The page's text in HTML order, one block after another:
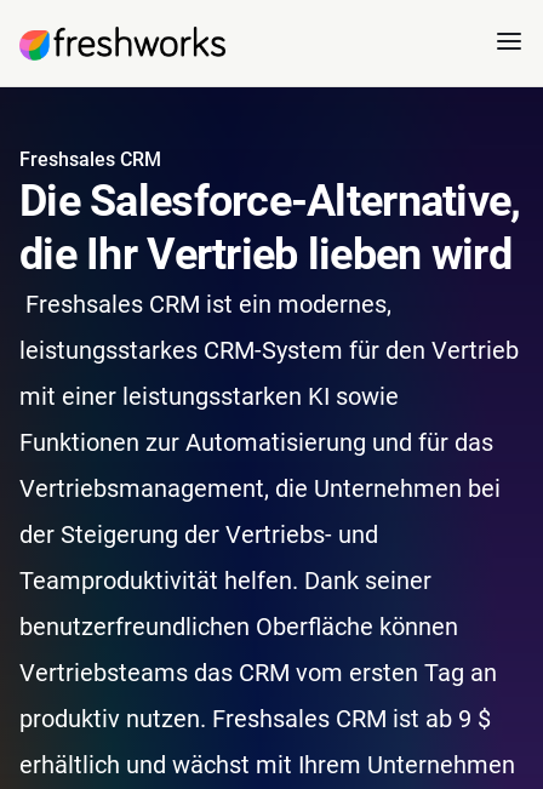
Freshsales CRM
Die Salesforce-Alternative,
die Ihr Vertrieb lieben wird
Freshsales CRM ist ein modernes,
leistungsstarkes CRM-System für den Vertrieb
mit einer leistungsstarken KI sowie
Funktionen zur Automatisierung und für das
Vertriebsmanagement, die Unternehmen bei
der Steigerung der Vertriebs- und
Teamproduktivität helfen. Dank seiner
benutzerfreundlichen Oberfläche können
Vertriebsteams das CRM vom ersten Tag an
produktiv nutzen. Freshsales CRM ist ab 9 $
erhältlich und wächst mit Ihrem Unternehmen